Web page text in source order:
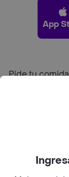
App
Pide tu
Sobre Rappi